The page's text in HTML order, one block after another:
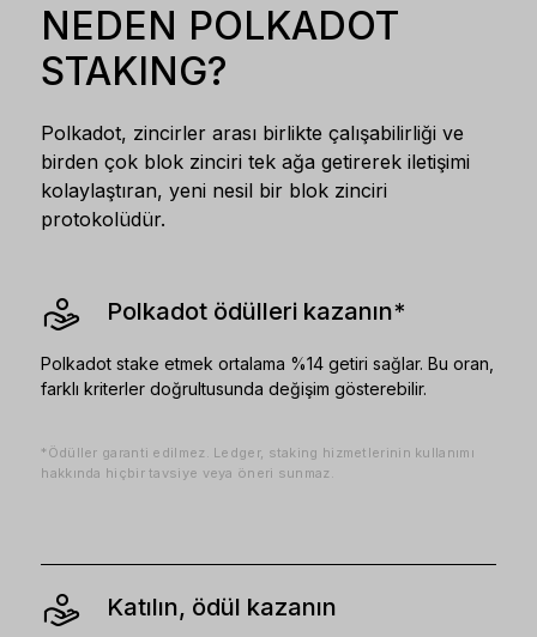
NEDEN POLKADOT
STAKING?
Polkadot, zincirler arası birlikte çalışabilirliği ve
birden çok blok zinciri tek ağa getirerek iletişimi
kolaylaştıran, yeni nesil bir blok zinciri
protokolüdür.
Polkadot ödülleri kazanın*
Polkadot stake etmek ortalama %14 getiri sağlar. Bu oran,
farklı kriterler doğrultusunda değişim gösterebilir.
*Ödüller garanti edilmez. Ledger, staking hizmetlerinin kullanımı
hakkında hiçbir tavsiye veya öneri sunmaz.
Katılın, ödül kazanın